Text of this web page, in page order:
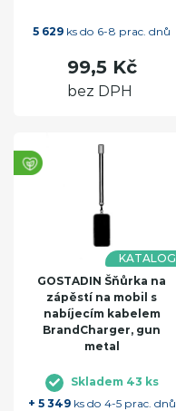
5 629 ks do 6-8 prac. dnů
99,5 Kč
bez DPH
KATALOG
GOSTADIN Šňůrka na
zápěstí na mobil s
nabíjecím kabelem
BrandCharger, gun
metal
Skladem 43 ks
+ 5 349ks do 4-5 prac. dnů